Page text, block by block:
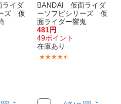
イダ
ズ 仮
BANDAI 仮面ライダ
ーソフビシリーズ 仮
面ライダー響鬼
481円
49ポイント
在庫あり